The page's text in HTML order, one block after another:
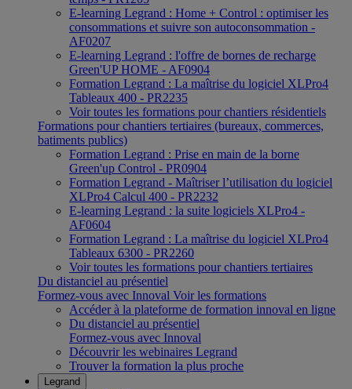
E-learning Legrand : Home + Control : optimiser les
consommations et suivre son autoconsommation -
AF0207
E-learning Legrand : l'offre de bornes de recharge
Green'UP HOME - AF0904
Formation Legrand : La maîtrise du logiciel XLPro4
Tableaux 400 - PR2235
Voir toutes les formations pour chantiers résidentiels
Formations pour chantiers tertiaires (bureaux, commerces,
batiments publics)
Formation Legrand : Prise en main de la borne
Green'up Control - PR0904
Formation Legrand - Maîtriser l’utilisation du logiciel
XLPro4 Calcul 400 - PR2232
E-learning Legrand : la suite logiciels XLPro4 -
AF0604
Formation Legrand : La maîtrise du logiciel XLPro4
Tableaux 6300 - PR2260
Voir toutes les formations pour chantiers tertiaires
Du distanciel au présentiel
Formez-vous avec Innoval Voir les formations
Accéder à la plateforme de formation innoval en ligne
Du distanciel au présentiel
Formez-vous avec Innoval
Découvrir les webinaires Legrand
Trouver la formation la plus proche
Legrand